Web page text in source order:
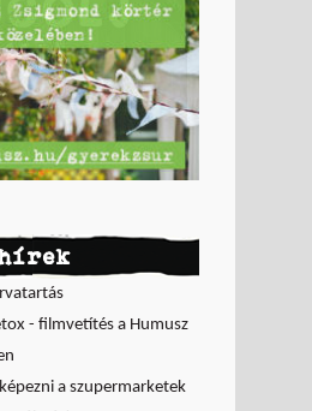
hírek
- filmvetítés a Humusz
a szupermarketek